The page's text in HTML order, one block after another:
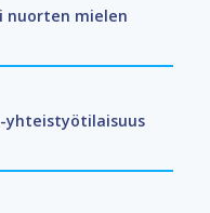
nuorten mielen
yhteistyötilaisuus